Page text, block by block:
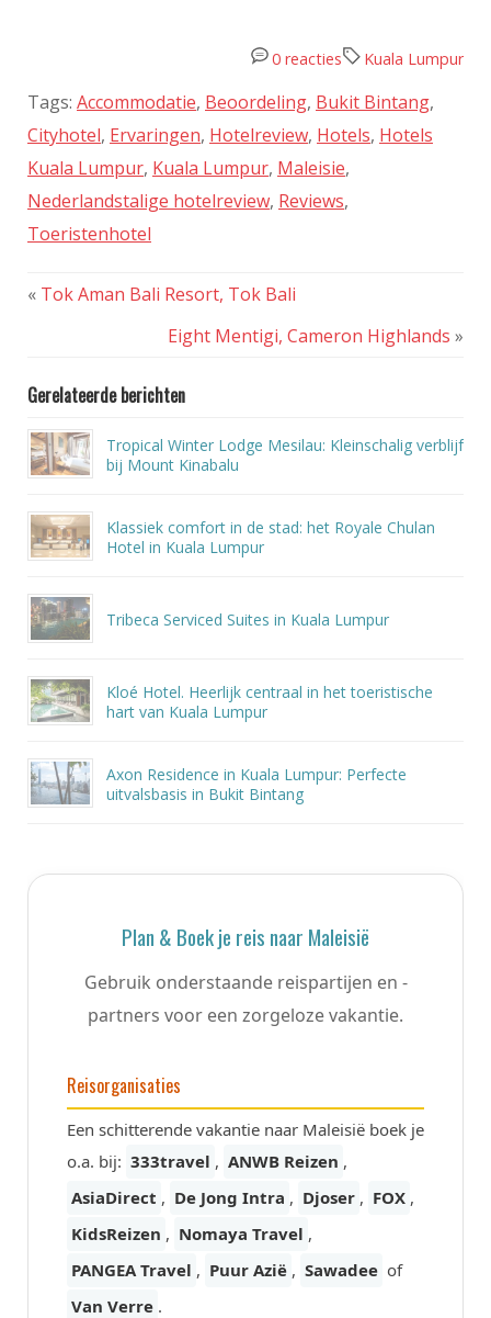
Kuala Lumpur
0 reacties
Tags: Accommodatie, Beoordeling, Bukit Bintang,
Cityhotel, Ervaringen, Hotelreview, Hotels, Hotels
Kuala Lumpur, Kuala Lumpur, Maleisie,
Nederlandstalige hotelreview, Reviews,
Toeristenhotel
« Tok Aman Bali Resort, Tok Bali
Eight Mentigi, Cameron Highlands »
Gerelateerde berichten
Tropical Winter Lodge Mesilau: Kleinschalig verblijf
bij Mount Kinabalu
Klassiek comfort in de stad: het Royale Chulan
Hotel in Kuala Lumpur
Tribeca Serviced Suites in Kuala Lumpur
Kloé Hotel. Heerlijk centraal in het toeristische
hart van Kuala Lumpur
Axon Residence in Kuala Lumpur: Perfecte
uitvalsbasis in Bukit Bintang
Plan & Boek je reis naar Maleisië
Gebruik onderstaande reispartijen en -
partners voor een zorgeloze vakantie.
Reisorganisaties
Een schitterende vakantie naar Maleisië boek je
o.a. bij: 333travel , ANWB Reizen ,
AsiaDirect , De Jong Intra , Djoser , FOX ,
KidsReizen , Nomaya Travel ,
PANGEA Travel , Puur Azië , Sawadee of
Van Verre .